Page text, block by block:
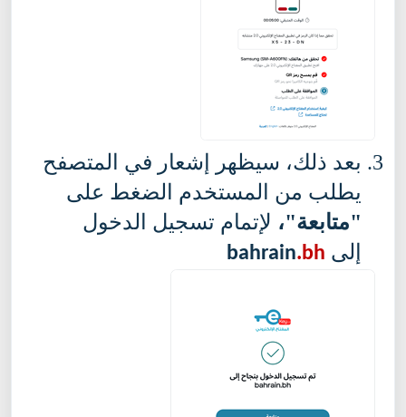
بعد ذلك، سيظهر إشعار في المتصفح
يطلب من المستخدم الضغط على
"متابعة"، لإتمام تسجيل الدخول
إلى
bahrain.bh